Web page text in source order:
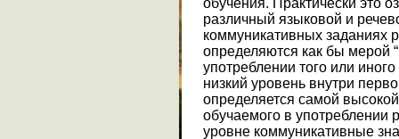
различный языковой и
коммуникативных заданиях
определяются как бы мерой
употреблении того или
низкий уровень внутри
определяется самой
обучаемого в
уровне коммуникативные